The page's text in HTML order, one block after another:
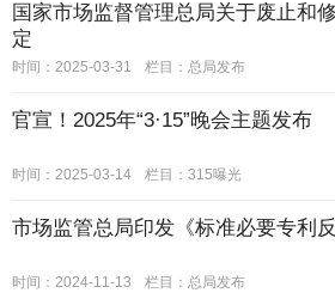
国家市场监督管理总局关于废止和
定
时间：2025-03-31 栏目： 总局发布
官宣！2025年“3·15”晚会主题发布
时间：2025-03-14 栏目： 315曝光
市场监管总局印发《标准必要专利
时间：2024-11-13 栏目： 总局发布